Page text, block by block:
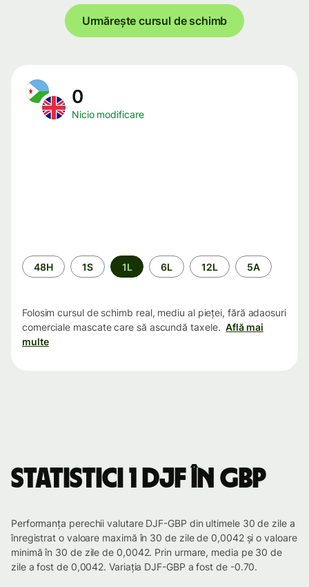
Urmărește cursul de schimb
0
Nicio modificare
Perioada
48H 1S 1L 6L 12L 5A
Folosim cursul de schimb real, mediu al pieței, fără adaosuri
comerciale mascate care să ascundă taxele. Află mai
multe
Statistici 1 DJF în GBP
Performanța perechii valutare DJF-GBP din ultimele 30 de zile a
înregistrat o valoare maximă în 30 de zile de 0,0042 și o valoare
minimă în 30 de zile de 0,0042. Prin urmare, media pe 30 de
zile a fost de 0,0042. Variația DJF-GBP a fost de -0.70.